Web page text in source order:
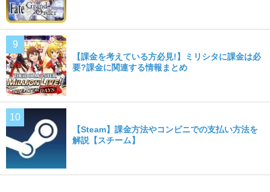
【課金を考えている方必見!】ミリシタに課金は必
要?課金に関連する情報まとめ
【Steam】課金方法やコンビニでの支払い方法を
解説【スチーム】